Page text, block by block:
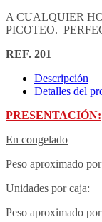
A CUALQUIER
PICOTEO.
REF. 201
Descripción
Detalles del
PRESENTACIÓN:
En congelado
Peso aproximado
Unidades
Peso